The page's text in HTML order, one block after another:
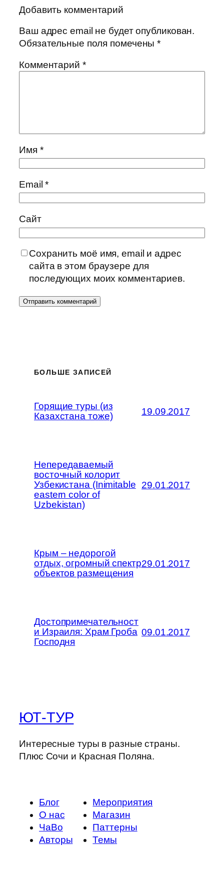
Добавить комментарий
Ваш адрес email не будет опубликован.
Обязательные поля помечены*
Комментарий *
Имя *
Email*
Сайт
Сохранить моё имя, email и адрес
сайта в этом браузере для
последующих моих комментариев.
БОЛЬШЕ ЗАПИСЕЙ
Горящие туры (из
Казахстана тоже)
19.09.2017
Непередаваемый
восточный колорит
Узбекистана (Inimitable
eastern color of
Uzbekistan)
29.01.2017
Крым – недорогой
отдых, огромный спектр
объектов размещения
29.01.2017
Достопримечательност
и Израиля: Храм Гроба
Господня
09.01.2017
ЮТ-ТУР
Интересные туры в разные страны.
Плюс Сочи и Красная Поляна.
Блог
О нас
ЧаВо
Авторы
Мероприятия
Магазин
Паттерны
Темы